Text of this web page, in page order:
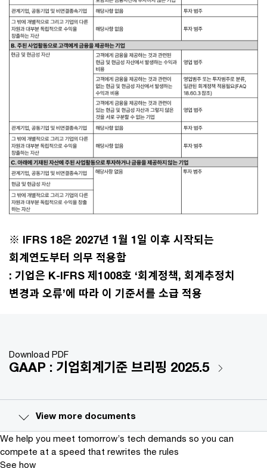
※ IFRS 18은 2027년 1월 1일 이후 시작되는
회계연도부터 의무 적용함
: 기업은 K-IFRS 제1008호 ‘회계정책, 회계추정치
변경과 오류’에 따라 이 기준서를 소급 적용
Download PDF
GAAP : 기업회계기준 브리핑 2025.5
View more documents
We help you meet tomorrow’s tech demands so you can
compete at a speed that rewrites the rules
See how